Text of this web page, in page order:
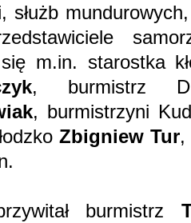
służb
m.in. starostka
, burmistrz
, burmistrzyni
Zbigniew Tur,
burmistrz